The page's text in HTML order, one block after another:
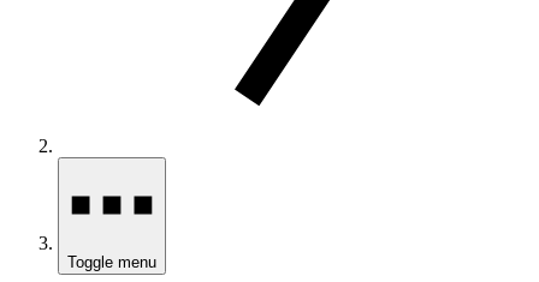
Toggle menu